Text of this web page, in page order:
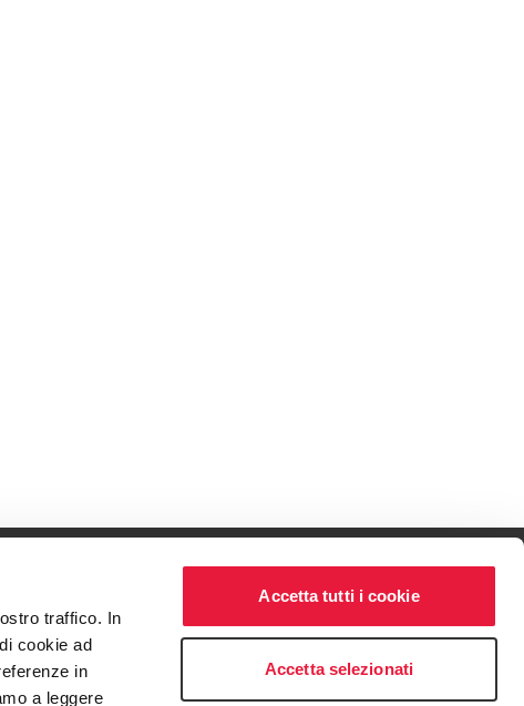
traffico. In
cookie ad
in
a leggere
Accetta tutti i cookie
Accetta selezionati
to be the best.
service begins with building exceptional relationships.